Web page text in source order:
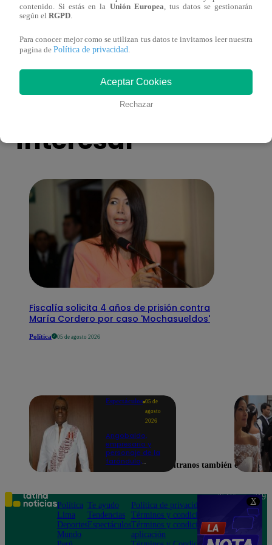
X
más unidas que nunca?
También te puede
interesar
Fiscalía solicita 4 años de prisión contra
María Cordero por caso 'Mochasueldos'
Política 05 de agosto 2026
Espectáculos 05 de
agosto
2026
Angobaldo,
empresario y
personaje de la
farándula,
tránsito
contenido. Si estás en la Unión Europea, tus datos se gestionarán
según el RGPD.
Para conocer mejor como se utilizan tus datos te invitamos leer nuestra
pagina de Política de privacidad.
Aceptar Cookies
Rechazar
Encuéntranos también en
Política
Lima
Deportes
Mundo
Te ayudo
Tendencias
Espectáculos
Política de privacidad
Términos y condiciones
Términos y condiciones
aplicación
Teléfono: 219
Av. San
Felipe 968
Jesús María